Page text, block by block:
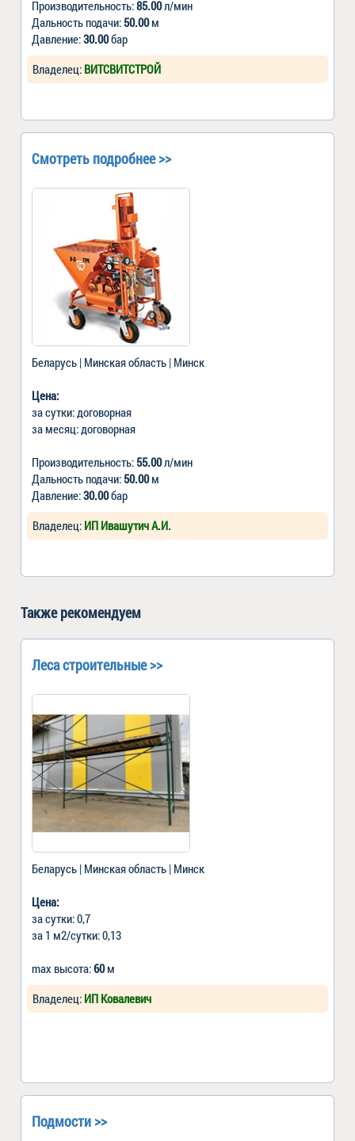
Производительность:85.00л/мин
Дальность подачи: 50.00м
Давление:30.00бар
Владелец: ВИТСВИТСТРОЙ
Смотреть подробнее >>
Беларусь | Минская область | Минск
Цена:
за сутки: договорная
за месяц: договорная
Производительность: 55.00л/мин
Дальность подачи: 50.00м
Давление:30.00бар
Владелец: ИП Ивашутич А.И.
Также рекомендуем
Леса строительные >>
Беларусь | Минская область | Минск
Цена:
за сутки: 0,7
за 1 м2/сутки: 0,13
max высота:60м
Владелец: ИП Ковалевич
Подмости >>